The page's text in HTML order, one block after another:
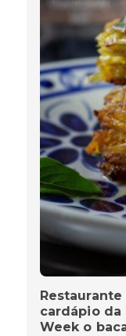
cardápio da
Week o